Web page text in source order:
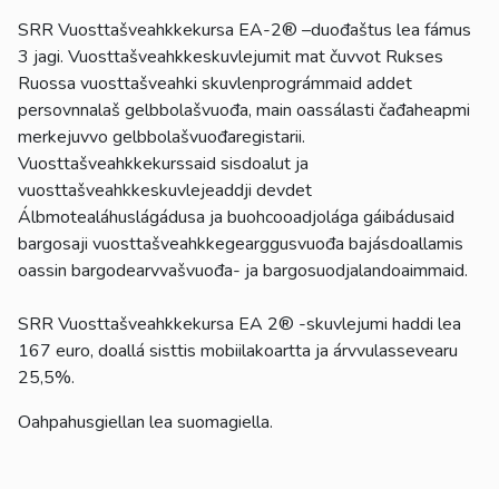
SRR Vuosttašveahkkekursa EA-2® –duođaštus lea fámus
3 jagi. Vuosttašveahkkeskuvlejumit mat čuvvot Rukses
Ruossa vuosttašveahki skuvlenprográmmaid addet
persovnnalaš gelbbolašvuođa, main oassálasti čađaheapmi
merkejuvvo gelbbolašvuođaregistarii.
Vuosttašveahkkekurssaid sisdoalut ja
vuosttašveahkkeskuvlejeaddji devdet
Álbmotealáhuslágádusa ja buohcooadjolága gáibádusaid
bargosaji vuosttašveahkkegearggusvuođa bajásdoallamis
oassin bargodearvvašvuođa- ja bargosuodjalandoaimmaid.
SRR Vuosttašveahkkekursa EA 2® -skuvlejumi haddi lea
167 euro, doallá sisttis mobiilakoartta ja árvvulassevearu
25,5%.
Oahpahusgiellan lea suomagiella.